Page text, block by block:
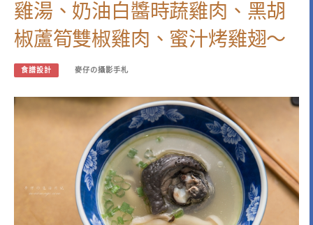
雞湯、奶油白醬時蔬雞肉、黑胡
椒蘆筍雙椒雞肉、蜜汁烤雞翅～
食譜設計 麥仔の攝影手札